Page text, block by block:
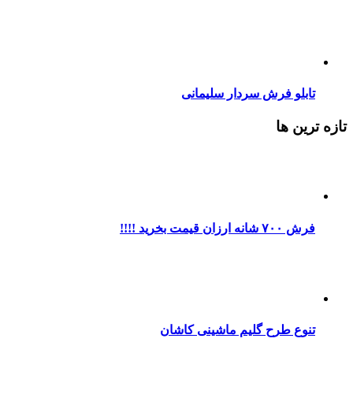
تابلو فرش سردار سلیمانی
تازه ترین ها
فرش ۷۰۰ شانه ارزان قیمت بخرید !!!!
تنوع طرح گلیم ماشینی کاشان